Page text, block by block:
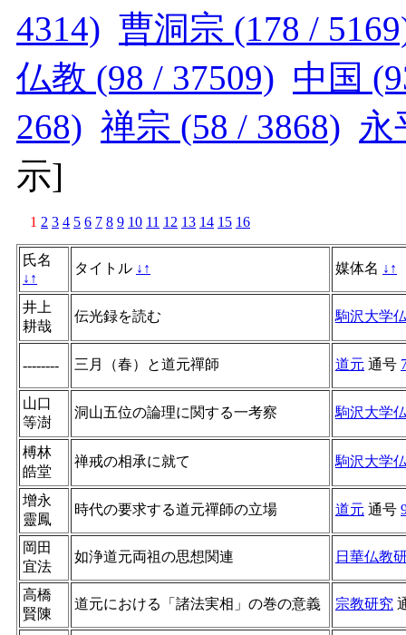
4314) 曹洞宗 (178 /
仏教 (98 / 37509) 中国
268) 禅宗 (58 / 3868) 永
示]
1 2 3 4 5 6 7 8 9 10 11 12 13 14 15 16
氏名
↓ ↑
タイトル ↓ ↑ 媒体名 ↓ ↑
井上
耕哉
伝光録を読む 駒沢大学
-------- 三月（春）と道元禪師 道元 通号
山口
等澍
洞山五位の論理に関する一考察 駒沢大学
榑林
皓堂
禅戒の相承に就て 駒沢大学
增永
靈鳳
時代の要求する道元禪師の立場 道元 通号
岡田
宜法
如浄道元両祖の思想関連 日華仏教
高橋
賢陳
道元における「諸法実相」の巻の意義 宗教研究